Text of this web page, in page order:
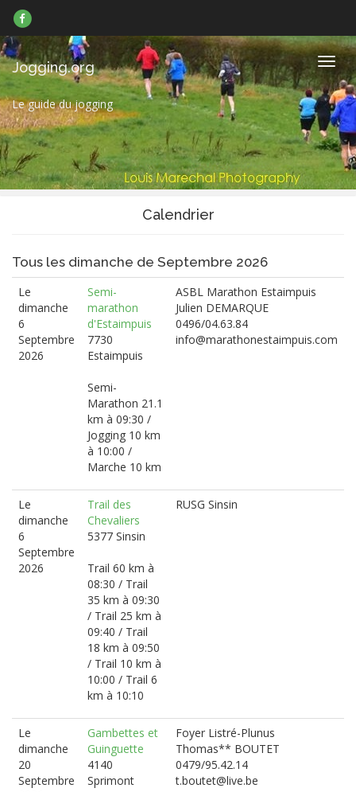
sur
Facebook
Jogging.org
Le guide du jogging
Calendrier
Tous les dimanche de Septembre 2026
Le
dimanche
6
Septembre
2026
Semi-
marathon
d'Estaimpuis
7730
Estaimpuis
Semi-
Marathon 21.1
km à 09:30 /
Jogging 10 km
à 10:00 /
Marche 10 km
ASBL Marathon Estaimpuis
Julien DEMARQUE
0496/04.63.84
info@marathonestaimpuis.com
Le
dimanche
6
Septembre
2026
Trail des
Chevaliers
5377 Sinsin
Trail 60 km à
08:30 / Trail
35 km à 09:30
/ Trail 25 km à
09:40 / Trail
18 km à 09:50
/ Trail 10 km à
10:00 / Trail 6
km à 10:10
RUSG Sinsin
Le
dimanche
20
Septembre
Gambettes et
Guinguette
4140
Sprimont
Foyer Listré-Plunus
Thomas** BOUTET
0479/95.42.14
t.boutet@live.be